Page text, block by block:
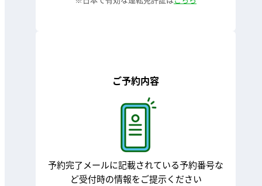
ご予約内容
予約完了メールに記載されている予約番号な
ど受付時の情報をご提示ください